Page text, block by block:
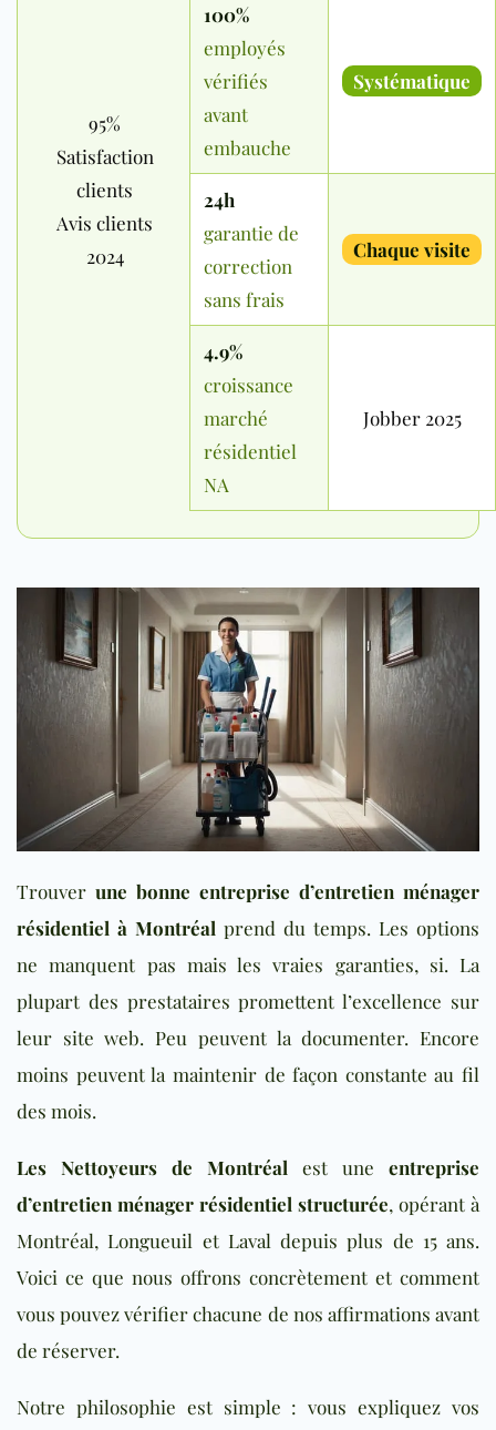
95%
Satisfaction
clients
Avis clients
2024
100%
employés
vérifiés
avant
embauche
Systématique
24h
garantie de
correction
sans frais
Chaque visite
4.9%
croissance
marché
résidentiel
NA
Jobber 2025
Trouver une bonne entreprise d’entretien ménager
résidentiel à Montréal prend du temps. Les options
ne manquent pas mais les vraies garanties, si. La
plupart des prestataires promettent l’excellence sur
leur site web. Peu peuvent la documenter. Encore
moins peuvent la maintenir de façon constante au fil
des mois.
Les Nettoyeurs de Montréal est une entreprise
d’entretien ménager résidentiel structurée, opérant à
Montréal, Longueuil et Laval depuis plus de 15 ans.
Voici ce que nous offrons concrètement et comment
vous pouvez vérifier chacune de nos affirmations avant
de réserver.
Notre philosophie est simple : vous expliquez vos